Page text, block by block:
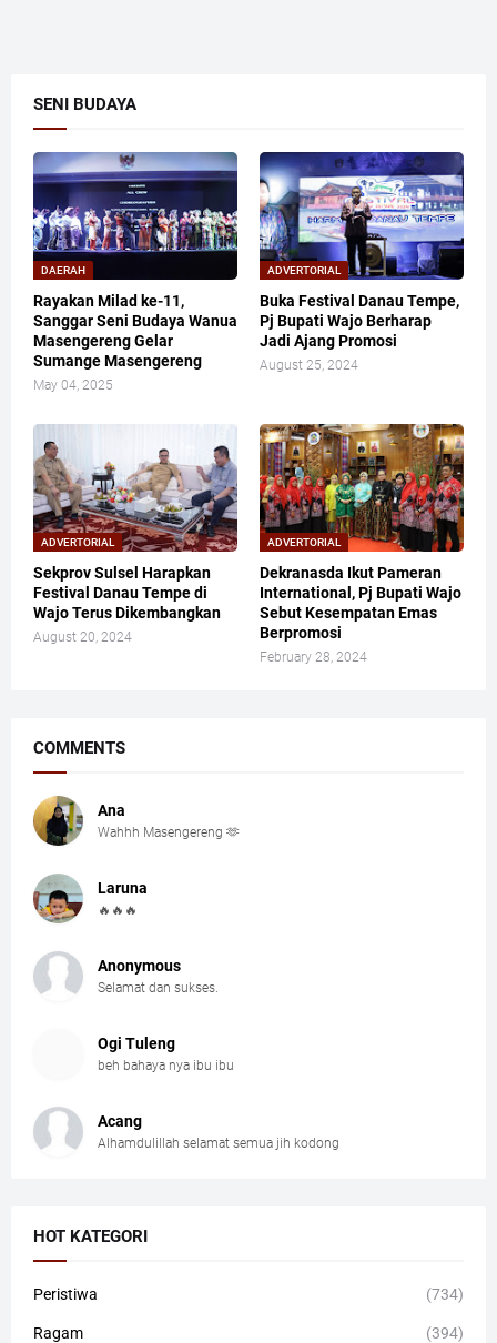
SENI BUDAYA
DAERAH
Rayakan Milad ke-11,
Sanggar Seni Budaya Wanua
Masengereng Gelar
Sumange Masengereng
May 04, 2025
ADVERTORIAL
Buka Festival Danau Tempe,
Pj Bupati Wajo Berharap
Jadi Ajang Promosi
August 25, 2024
ADVERTORIAL
Sekprov Sulsel Harapkan
Festival Danau Tempe di
Wajo Terus Dikembangkan
August 20, 2024
ADVERTORIAL
Dekranasda Ikut Pameran
International, Pj Bupati Wajo
Sebut Kesempatan Emas
Berpromosi
February 28, 2024
COMMENTS
Ana
Wahhh Masengereng 🫶
Laruna
🔥🔥🔥
Anonymous
Selamat dan sukses.
Ogi Tuleng
beh bahaya nya ibu ibu
Acang
Alhamdulillah selamat semua jih kodong
HOT KATEGORI
Peristiwa (734)
Ragam (394)